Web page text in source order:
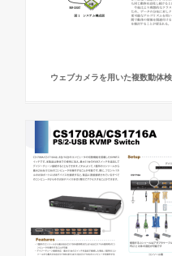
ウェブカメラを用いた複数動体